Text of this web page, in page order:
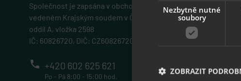
Společnost je zapsána v obchodním rejstříku
vedeném Krajským soudem v Českých Budějovicích
oddíl A, vložka 2598
IČ: 60826720, DIČ: CZ60826720
phone +420 602 625 621
Po - Pá 8:00 - 15:00 hod.
Nezbytně nutné
soubory
ZOBRAZIT